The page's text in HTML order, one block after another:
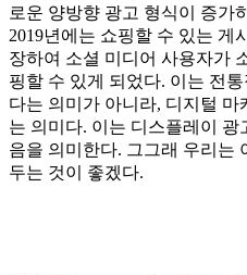
로운 양방향 광고 형식이 증가
2019년에는 쇼핑할 수 있는 게
장하여 소셜 미디어 사용자가
핑할 수 있게 되었다. 이는 전
다는 의미가 아니라, 디지털
는 의미다. 이는 디스플레이
음을 의미한다. 그그래 우리는
두는 것이 좋겠다.